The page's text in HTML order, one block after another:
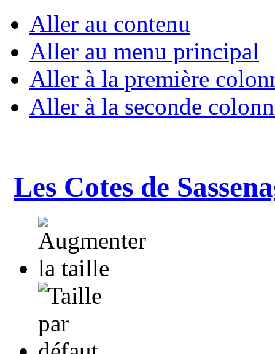
Aller au contenu
Aller au menu principal
Aller à la première
Aller à la seconde
Les Cotes de